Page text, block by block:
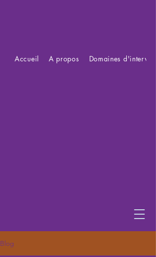
Accueil A propos Domaines
Blog